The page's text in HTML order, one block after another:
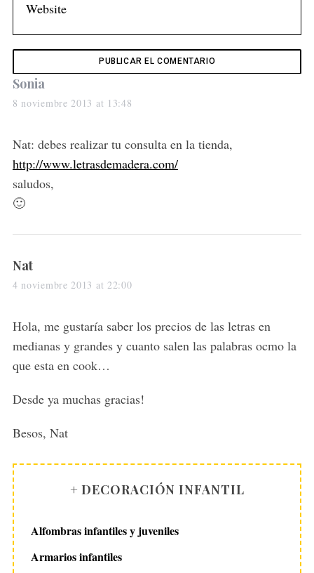
s
a
s
:
Sonia
8 noviembre 2013 at 13:48
Nat: debes realizar tu consulta en la tienda,
http://www.letrasdemadera.com/
saludos,
🙂
s
a
s
:
Nat
4 noviembre 2013 at 22:00
Hola, me gustaría saber los precios de las letras en
medianas y grandes y cuanto salen las palabras ocmo la
que esta en cook…
Desde ya muchas gracias!
Besos, Nat
+ DECORACIÓN INFANTIL
Alfombras infantiles y juveniles
Armarios infantiles
a
f
r